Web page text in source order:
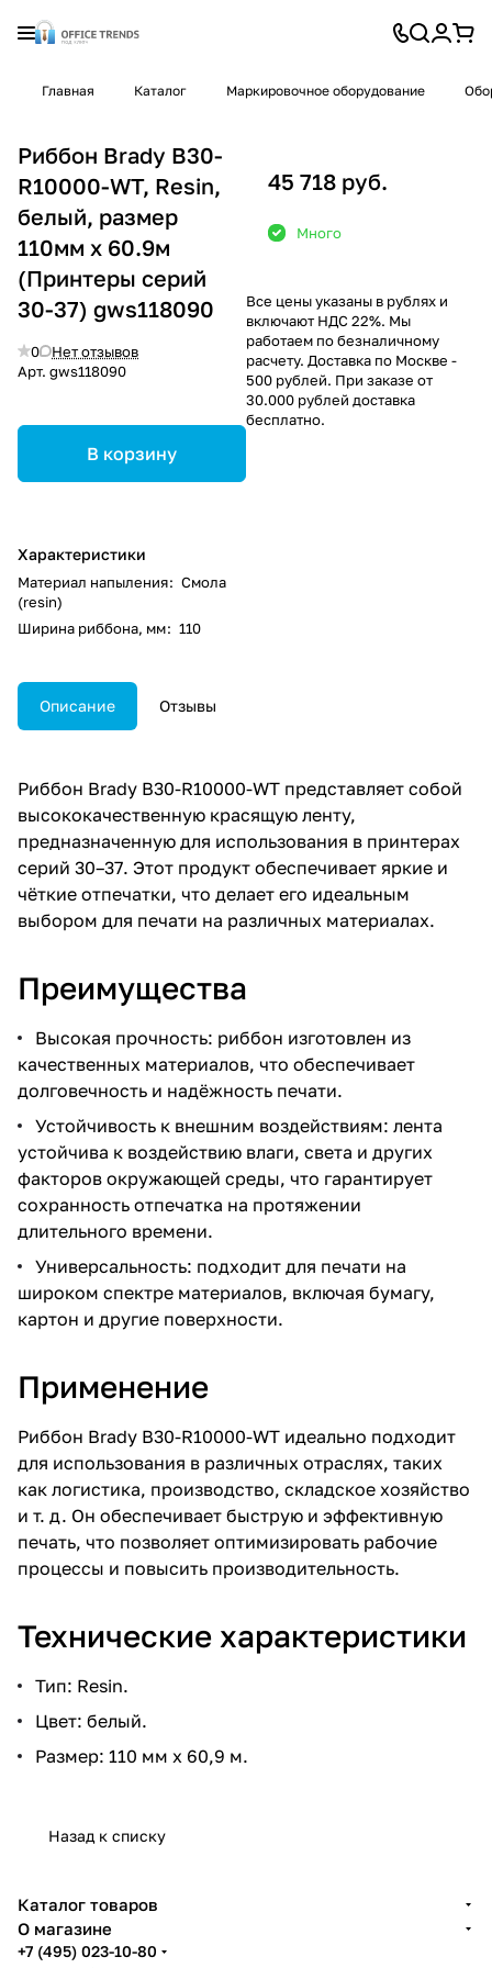
Главная Каталог Маркировочное оборудование
Риббон Brady B30-
R10000-WT, Resin,
белый, размер
110мм х 60.9м
(Принтеры серий
30-37) gws118090
0
Нет отзывов
Арт. gws118090
В корзину
Характеристики
Материал напыления: Смола
(resin)
Ширина риббона, мм: 110
45 718 руб.
Много
Все цены указаны в рублях и
включают НДС 22%. Мы
работаем по безналичному
расчету. Доставка по Москве -
500 рублей. При заказе от
30.000 рублей доставка
бесплатно.
Описание Отзывы
Риббон Brady B30-R10000-WT представляет собой
высококачественную красящую ленту,
предназначенную для использования в принтерах
серий 30–37. Этот продукт обеспечивает яркие и
чёткие отпечатки, что делает его идеальным
выбором для печати на различных материалах.
Преимущества
Высокая прочность: риббон изготовлен из
качественных материалов, что обеспечивает
долговечность и надёжность печати.
Устойчивость к внешним воздействиям: лента
устойчива к воздействию влаги, света и других
факторов окружающей среды, что гарантирует
сохранность отпечатка на протяжении
длительного времени.
Универсальность: подходит для печати на
широком спектре материалов, включая бумагу,
картон и другие поверхности.
Применение
Риббон Brady B30-R10000-WT идеально подходит
для использования в различных отраслях, таких
как логистика, производство, складское хозяйство
и т. д. Он обеспечивает быструю и эффективную
печать, что позволяет оптимизировать рабочие
процессы и повысить производительность.
Технические характеристики
Тип: Resin.
Цвет: белый.
Размер: 110 мм х 60,9 м.
Назад к списку
Каталог товаров
О магазине
+7 (495) 023-10-80